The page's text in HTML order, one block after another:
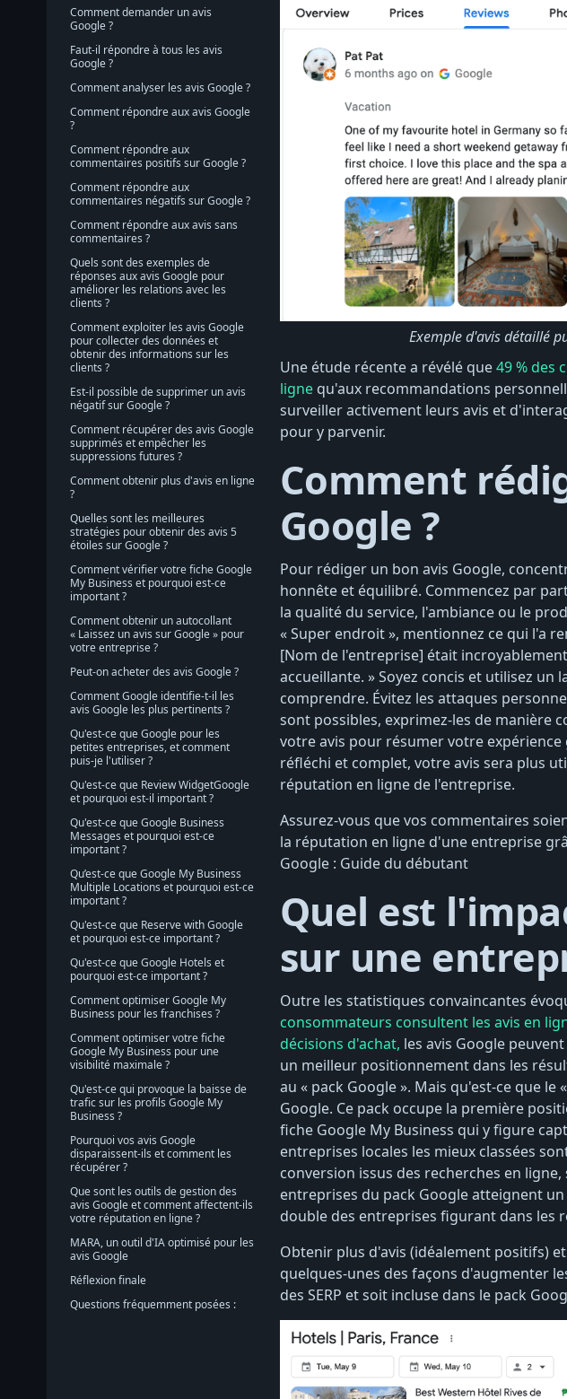
Comment demander un avis
Google ?
Faut-il répondre à tous les avis
Google ?
Comment analyser les avis Google ?
Comment répondre aux avis Google
?
Comment répondre aux
commentaires positifs sur Google ?
Comment répondre aux
commentaires négatifs sur Google ?
Comment répondre aux avis sans
commentaires ?
Quels sont des exemples de
réponses aux avis Google pour
améliorer les relations avec les
clients ?
Comment exploiter les avis Google
pour collecter des données et
obtenir des informations sur les
clients ?
Est-il possible de supprimer un avis
négatif sur Google ?
Comment récupérer des avis Google
supprimés et empêcher les
suppressions futures ?
Comment obtenir plus d'avis en ligne
?
Quelles sont les meilleures
stratégies pour obtenir des avis 5
étoiles sur Google ?
Comment vérifier votre fiche Google
My Business et pourquoi est-ce
important ?
Comment obtenir un autocollant
« Laissez un avis sur Google » pour
votre entreprise ?
Peut-on acheter des avis Google ?
Comment Google identifie-t-il les
avis Google les plus pertinents ?
Qu'est-ce que Google pour les
petites entreprises, et comment
puis-je l'utiliser ?
Qu'est-ce que Review WidgetGoogle
et pourquoi est-il important ?
Qu'est-ce que Google Business
Messages et pourquoi est-ce
important ?
Qu’est-ce que Google My Business
Multiple Locations et pourquoi est-ce
important ?
Qu'est-ce que Reserve with Google
et pourquoi est-ce important ?
Qu'est-ce que Google Hotels et
pourquoi est-ce important ?
Comment optimiser Google My
Business pour les franchises ?
Comment optimiser votre fiche
Google My Business pour une
visibilité maximale ?
Qu'est-ce qui provoque la baisse de
trafic sur les profils Google My
Business ?
Pourquoi vos avis Google
disparaissent-ils et comment les
récupérer ?
Que sont les outils de gestion des
avis Google et comment affectent-ils
votre réputation en ligne ?
MARA, un outil d'IA optimisé pour les
avis Google
Réflexion finale
Questions fréquemment posées :
Exemple d'avis détaillé
Une étude récente a révélé que49 % des
lignequ'aux recommandations
surveiller activement leurs avis et
pour y parvenir.
Comment
Google ?
Pour rédiger un bon avis Google,
honnête et équilibré. Commencez par
la qualité du service, l'ambiance ou le
« Super endroit », mentionnez ce qui l'a
[Nom de l'entreprise] était
accueillante. » Soyez concis et utilisez
comprendre. Évitez les attaques
sont possibles, exprimez-les de manière
votre avis pour résumer votre
réfléchi et complet, votre avis sera plus
réputation en ligne de l'entreprise.
Assurez-vous que vos commentaires
la réputation en ligne d'une entreprise
Google : Guide du débutant
Quel est
sur une
Outre les statistiques convaincantes
consommateurs consultent les avis en
décisions d'achat, les avis Google
un meilleur positionnement dans les
au « pack Google ». Mais qu'est-ce que
Google. Ce pack occupe la première
fiche Google My Business qui y figure
entreprises locales les mieux classées
conversion issus des recherches en
entreprises du pack Google atteignent un
double des entreprises figurant dans les
Obtenir plus d'avis (idéalement positifs)
quelques-unes des façons d'augmenter
des SERP et soit incluse dans le pack